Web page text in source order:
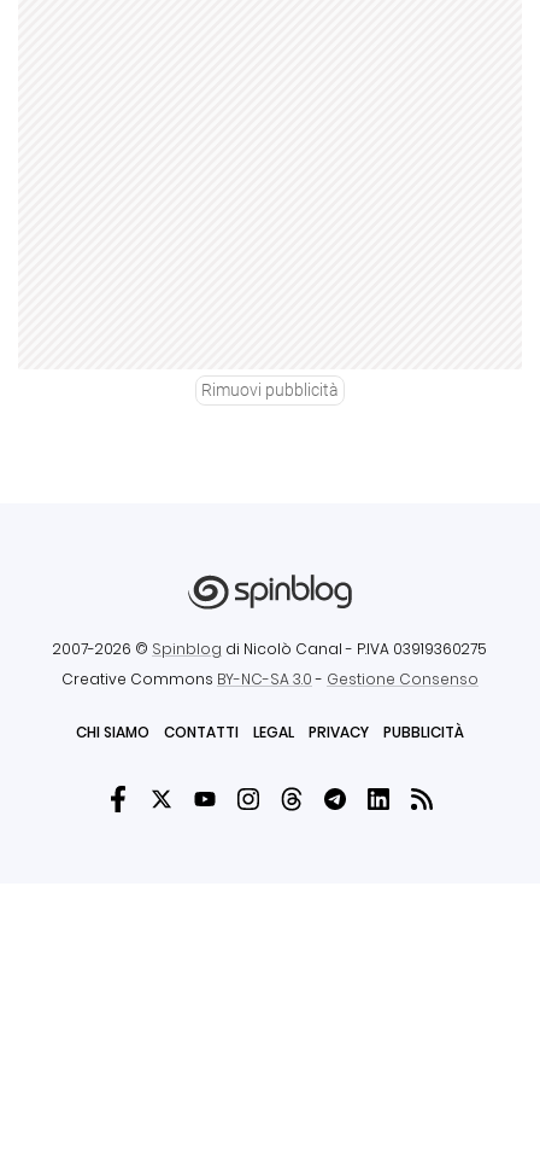
Rimuovi pubblicità
2007-2026 © Spinblog di Nicolò Canal - P.IVA 03919360275
Creative Commons BY-NC-SA 3.0- Gestione Consenso
CHI SIAMO CONTATTI LEGAL PRIVACY PUBBLICITÀ